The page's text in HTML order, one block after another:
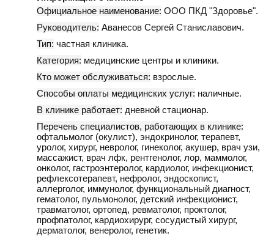
Официальное наименование: ООО ПКД "Здоровье".
Руководитель: Аванесов Сергей Станиславович.
Тип: частная клиника.
Категория: медицинские центры и клиники.
Кто может обслуживаться: взрослые.
Способы оплаты медицинских услуг: наличные.
В клинике работает: дневной стационар.
Перечень специалистов, работающих в клинике:
офтальмолог (окулист), эндокринолог, терапевт,
уролог, хирург, невролог, гинеколог, акушер, врач узи,
массажист, врач лфк, рентгенолог, лор, маммолог,
онколог, гастроэнтеролог, кардиолог, инфекционист,
рефлексотерапевт, нефролог, эндоскопист,
аллерголог, иммунолог, функциональный диагност,
гематолог, пульмонолог, детский инфекционист,
травматолог, ортопед, ревматолог, проктолог,
профпатолог, кардиохирург, сосудистый хирург,
дерматолог, венеролог, генетик.